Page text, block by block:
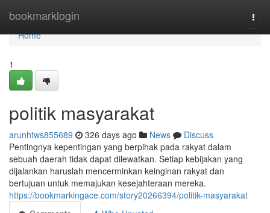
bookmarklogin
Home
Home
1
politik masyarakat
arunhtws855689 326 days ago News
Discuss
Pentingnya kepentingan yang berpihak pada rakyat dalam
sebuah daerah tidak dapat dilewatkan. Setiap kebijakan yang
dijalankan haruslah mencerminkan keinginan rakyat dan
bertujuan untuk memajukan kesejahteraan mereka.
https://bookmarkingace.com/story20266394/politik-masyarakat